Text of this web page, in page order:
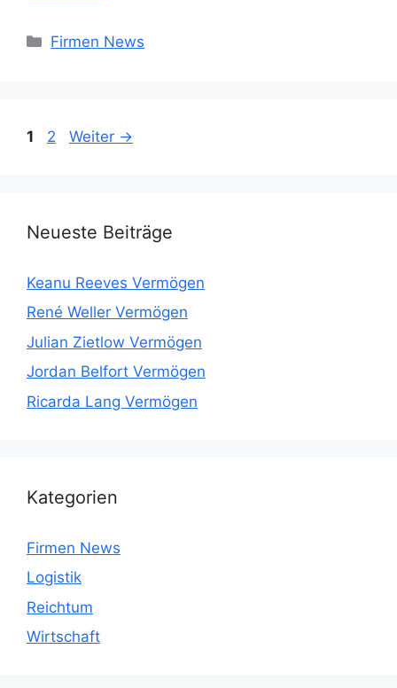
Kategorien
Firmen News
Seite
1 Seite
2 Weiter →
Neueste Beiträge
Keanu Reeves Vermögen
René Weller Vermögen
Julian Zietlow Vermögen
Jordan Belfort Vermögen
Ricarda Lang Vermögen
Kategorien
Firmen News
Logistik
Reichtum
Wirtschaft